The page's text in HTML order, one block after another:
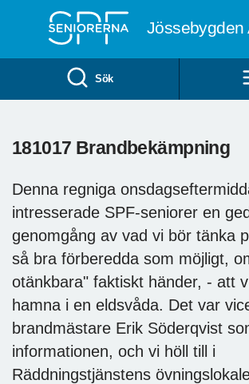
Jössebygden
Sök
181017 Brandbekämpning
Denna regniga
intresserade SPF-seniorer en
genomgång av vad vi bör tänka
så bra förberedda som möjligt,
otänkbara" faktiskt händer, - att
hamna i en eldsvåda. Det var
brandmästare Erik Söderqvist
informationen, och vi höll till i
Räddningstjänstens